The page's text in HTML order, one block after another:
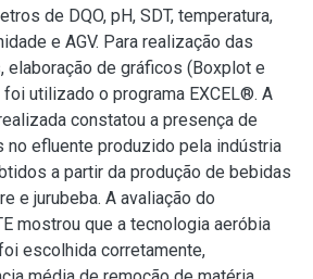
de DQO, pH, SDT, temperatura,
e AGV. Para realização das
de gráficos (Boxplot e
utilizado o programa EXCEL®. A
constatou a presença de
efluente produzido pela indústria
a partir da produção de bebidas
e jurubeba. A avaliação do
mostrou que a tecnologia aeróbia
escolhida corretamente,